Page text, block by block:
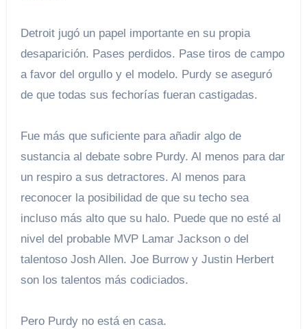
Detroit jugó un papel importante en su propia
desaparición. Pases perdidos. Pase tiros de campo
a favor del orgullo y el modelo. Purdy se aseguró
de que todas sus fechorías fueran castigadas.
Fue más que suficiente para añadir algo de
sustancia al debate sobre Purdy. Al menos para dar
un respiro a sus detractores. Al menos para
reconocer la posibilidad de que su techo sea
incluso más alto que su halo. Puede que no esté al
nivel del probable MVP Lamar Jackson o del
talentoso Josh Allen. Joe Burrow y Justin Herbert
son los talentos más codiciados.
Pero Purdy no está en casa.